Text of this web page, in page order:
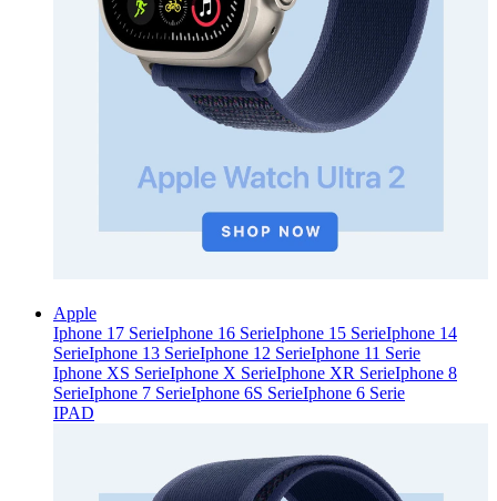
Apple
Iphone 17 SerieIphone 16 SerieIphone 15 SerieIphone 14
SerieIphone 13 SerieIphone 12 SerieIphone 11 Serie
Iphone XS SerieIphone X SerieIphone XR SerieIphone 8
SerieIphone 7 SerieIphone 6S SerieIphone 6 Serie
IPAD